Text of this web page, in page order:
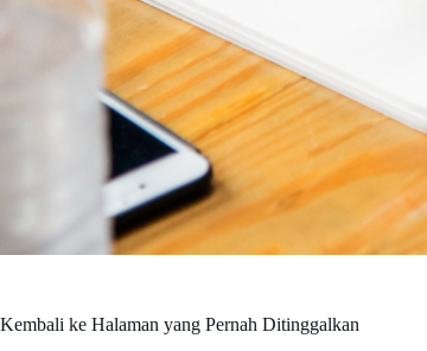
Kembali ke Halaman yang Pernah Ditinggalkan